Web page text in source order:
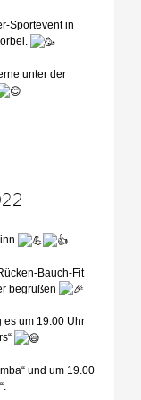
Sportevent in
unter der
Bauch-Fit
begrüßen
es um 19.00 Uhr
und um 19.00